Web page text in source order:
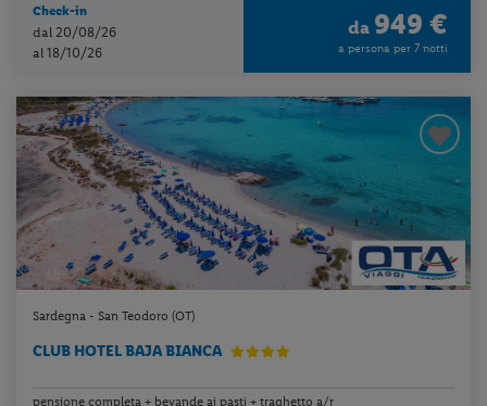
Check-in
dal 20/08/26
al 18/10/26
da 949 €
a persona per 7 notti
Sardegna - San Teodoro (OT)
CLUB HOTEL BAJA BIANCA
pensione completa + bevande ai pasti + traghetto a/r